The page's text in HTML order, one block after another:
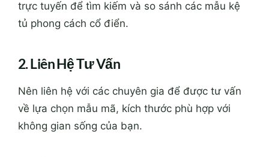
trực tuyến để tìm kiếm và so sánh các mẫu kệ
tủ phong cách cổ điển.
2. Liên Hệ Tư Vấn
Nên liên hệ với các chuyên gia để được tư vấn
về lựa chọn mẫu mã, kích thước phù hợp với
không gian sống của bạn.